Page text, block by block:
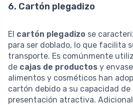
6. Cartón plegadizo
El cartón plegadizo se
para ser doblado, lo que facilita
transporte. Es comúnmente
de cajas de productos y
alimentos y cosméticos han
cartón debido a su capacidad
presentación atractiva.